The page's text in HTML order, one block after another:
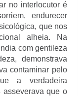
no interlocutor é
endurecer
que nos
alheia. Na
com gentileza
demonstrava
contaminar pelo
a verdadeira
asseverava que o